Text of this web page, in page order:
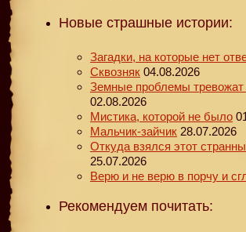
Новые страшные истории:
Загадки, на которые нет
Сквозняк 04.08.2026
Земные проблемы
02.08.2026
Мистика, которой не было
Мальчик-зайчик 28.07.2026
Откуда взялся этот
25.07.2026
Верю и не верю в порчу и
Рекомендуем почитать: